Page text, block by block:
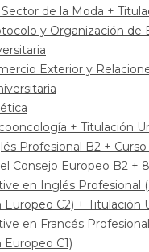
de la Moda +
y Organización de
Exterior y
+ Titulación
Profesional B2 +
Consejo Europeo B2 +
en Inglés Profesional
C2) + Titulación
en Francés
C1)